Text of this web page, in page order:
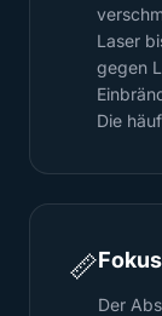
Laser
gegen
Die
📏
Der